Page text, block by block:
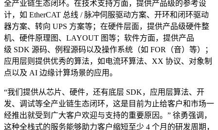
全产业链生态闭环。在技术支持方面，提供产品级的参考设
计，如 EtherCAT 总线 / 脉冲伺服驱动方案、开环和闭环驱动
器方案、转向 UPS 方案等；在硬件层面，提供产品级硬件整
机、硬件原理图、LAYOUT 图等；软件方面，提供产品
级 SDK 源码、例程源码以及操作系统（如 FOR（音）等）；
应用层则提供优秀的算法，如电流环算法、XX 协议、对象制
点以及 AI 边缘计算场景的应用。
“我们提供从芯片、硬件，还有底层 SDK，应用层算法、开
发、调试等全产业链生态闭环，这是目前为止给客户和市场一
经推出就受到广大客户欢迎与支持的重要原因。” 徐勇强调，
这种全栈式的服务能够助力客户缩短至少 4 个月的研发周期，